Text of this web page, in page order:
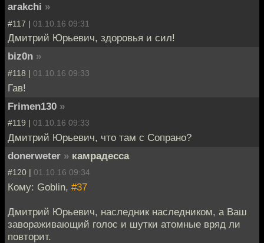
arakchi »
#117 | 01.10.16 09:31
Дмитрий Юрьевич, здоровья и сил!
biz0n »
#118 | 01.10.16 09:33
Гав!
Frimen130 »
#119 | 01.10.16 09:33
Дмитрий Юрьевич, что там с Сопрано?
donerweter » камрадесса
#120 | 01.10.16 09:34
Кому: Goblin, #37
Дмитрий Юрьевич, наследник наследником, а Ваш
завораживающий голос и шутки атомные вряд ли
повторит.